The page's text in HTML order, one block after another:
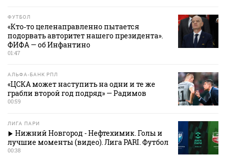
ФУТБОЛ
«Кто‑то целенаправленно пытается
подорвать авторитет нашего президента».
ФИФА — об Инфантино
01:47
АЛЬФА-БАНК РПЛ
«ЦСКА может наступить на одни и те же
грабли второй год подряд» — Радимов
00:59
ЛИГА ПАРИ
Нижний Новгород - Нефтехимик. Голы и
лучшие моменты (видео). Лига PARI. Футбол
00:38